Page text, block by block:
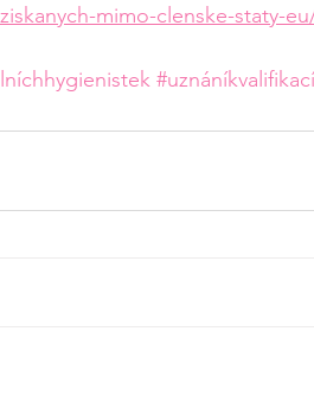
mimo-clenske-staty-
#uznáníkvalifikací